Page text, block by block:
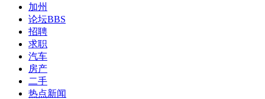
加州
论坛BBS
招聘
求职
汽车
房产
二手
热点新闻